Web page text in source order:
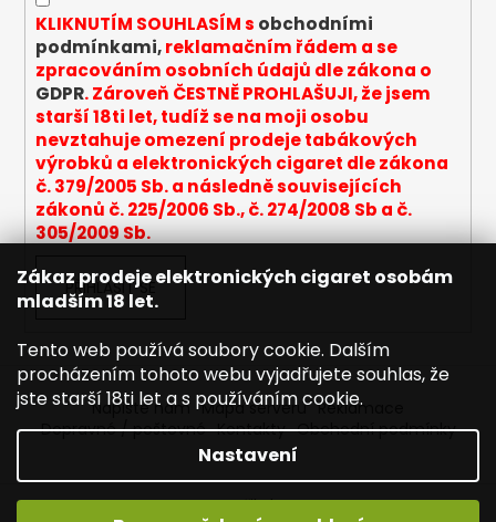
Zákaz prodeje elektronických cigaret osobám
mladším 18 let.
Tento web používá soubory cookie. Dalším
procházením tohoto webu vyjadřujete souhlas, že
jste starší 18ti let a s používáním cookie.
Nastavení
KLIKNUTÍM SOUHLASÍM s obchodními
podmínkami,reklamačním řádem a se
zpracováním osobních údajů dle zákona o
GDPR. Zároveň ČESTNĚ PROHLAŠUJI, že jsem
starší 18ti let, tudíž se na moji osobu
nevztahuje omezení prodeje tabákových
výrobků a elektronických cigaret dle zákona
č. 379/2005 Sb. a následně souvisejících
zákonů č. 225/2006 Sb., č. 274/2008 Sb a č.
305/2009 Sb.
PŘIHLÁSIT SE
Napište nám Mapa serveru Reklamace
Dopravné / poštovné Kontakty Obchodní podmínky
Vytvořil Shoptet